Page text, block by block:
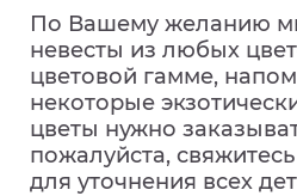
По Вашему желанию
невесты из любых
цветовой гамме,
некоторые
цветы нужно
пожалуйста,
для уточнения всех